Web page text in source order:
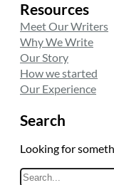
Resources
Meet Our Writers
Why We Write
Our Story
How we started
Our Experience
Search
Looking for